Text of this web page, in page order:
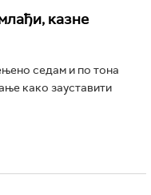
казне
седам и по тона
како зауставити